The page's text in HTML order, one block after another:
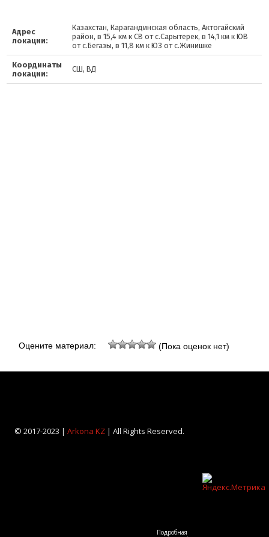
Адрес
локации:
Казахстан, Карагандинская область, Актогайский
район, в 15,4 км к СВ от с.Сарытерек, в 14,1 км к ЮВ
от с.Бегазы, в 11,8 км к ЮЗ от с.Жинишке
Координаты
локации:
СШ, ВД
Оцените материал: (Пока оценок нет)
© 2017-2023 | Arkona KZ| All Rights Reserved.
Подробная